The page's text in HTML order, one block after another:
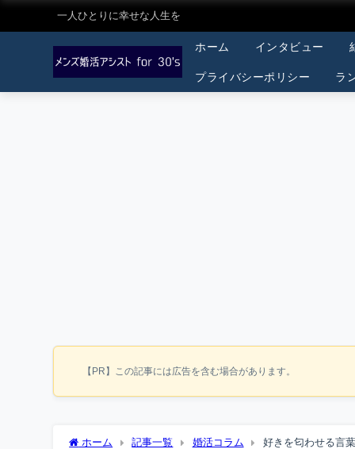
一人ひとりに幸せな人生を
ホーム インタビュー
プライバシーポリシー ラ
【PR】この記事には広告を含む場合があります。
ホーム 記事一覧 婚活コラム 好きを匂わせる言